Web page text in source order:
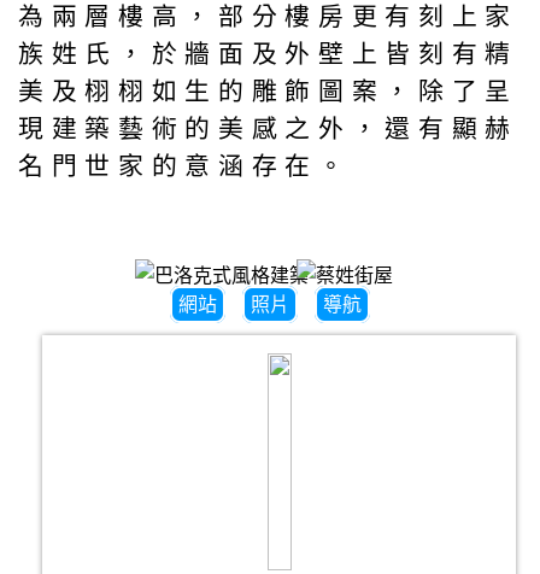
為兩層樓高，部分樓房更有刻上家
族姓氏，於牆面及外壁上皆刻有精
美及栩栩如生的雕飾圖案，除了呈
現建築藝術的美感之外，還有顯赫
名門世家的意涵存在。
網站 照片 導航